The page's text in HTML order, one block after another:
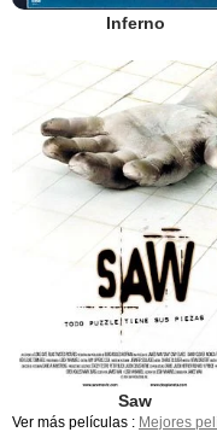
Inferno
Saw
Ver más películas : Mejores